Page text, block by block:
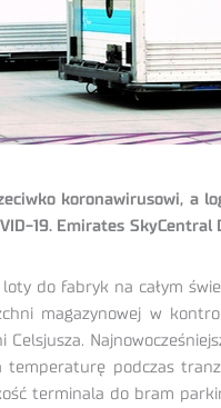
koronawirusowi,
19. Emirates
do fabryk na całym
magazynowej w
temperaturę podczas
terminala do bram